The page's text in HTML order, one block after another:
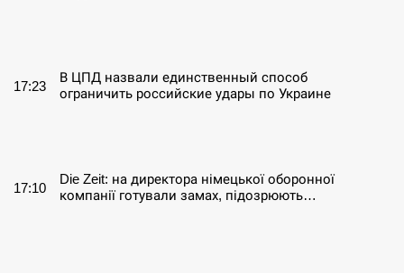
17:23
В ЦПД назвали единственный способ
ограничить российские удары по Украине
17:10
Die Zeit: на директора німецької оборонної
компанії готували замах, підозрюють…